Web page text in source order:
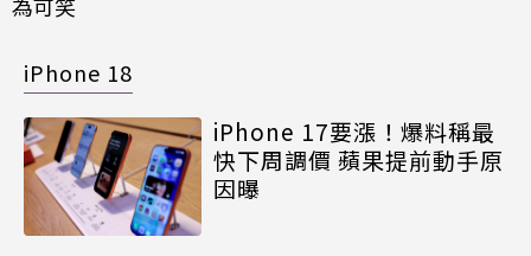
為可笑
iPhone 18
iPhone 17要漲！爆料稱最
快下周調價 蘋果提前動手原
因曝